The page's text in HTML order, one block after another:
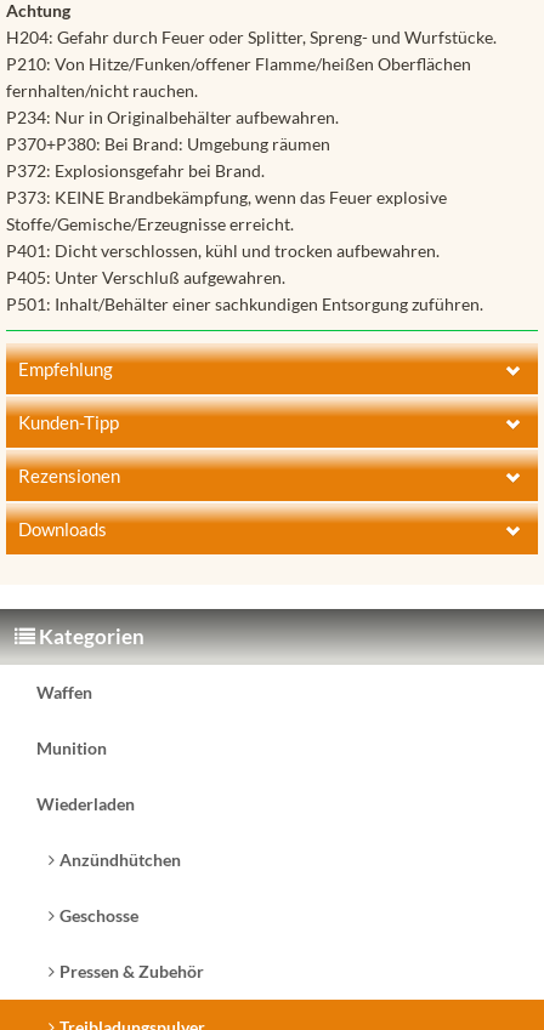
Achtung
H204: Gefahr durch Feuer oder Splitter, Spreng- und Wurfstücke.
P210: Von Hitze/Funken/offener Flamme/heißen Oberflächen
fernhalten/nicht rauchen.
P234: Nur in Originalbehälter aufbewahren.
P370+P380: Bei Brand: Umgebung räumen
P372: Explosionsgefahr bei Brand.
P373: KEINE Brandbekämpfung, wenn das Feuer explosive
Stoffe/Gemische/Erzeugnisse erreicht.
P401: Dicht verschlossen, kühl und trocken aufbewahren.
P405: Unter Verschluß aufgewahren.
P501: Inhalt/Behälter einer sachkundigen Entsorgung zuführen.
Empfehlung
Wir empfehlen Ihnen noch folgende
Produkte:
Dieses Produkt ist z.B. kompatibel zu:
Kunden-Tipp
Kunden, die diesen Artikel kauften,
haben auch folgende Artikel bestellt:
Rezensionen
Kundenrezensionen:
Downloads
Kategorien
Waffen
Munition
Wiederladen
Anzündhütchen
Geschosse
Pressen & Zubehör